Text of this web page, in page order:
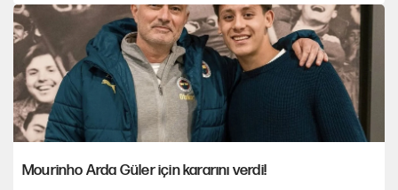
Mourinho Arda Güler için kararını verdi!